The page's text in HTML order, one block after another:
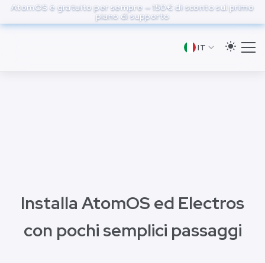
to
AtomOS è gratuito per sempre — 150€ di sconto sul primo
piano di supporto
IT
Installa AtomOS ed Electros
con pochi semplici passaggi